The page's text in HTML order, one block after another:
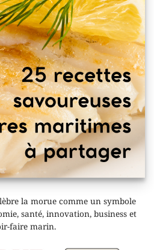
la morue comme un symbole
santé, innovation, business et
faire marin.